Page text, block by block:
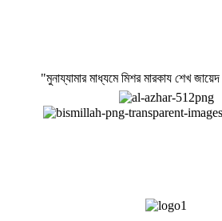
"মুনায্যামার মাধ্যমে মিশর মারকায শেখ জায়েদ